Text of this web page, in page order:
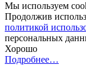
Мы используем
Продолжив
политикой
персональных
Хорошо
Подробнее…